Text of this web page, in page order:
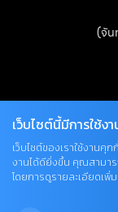
(จัน
เว็บไซต์นี้มีการใช้ง
เว็บไซต์ของเราใช้งานคุ
งานได้ดียิ่งขึ้น คุณสามา
โดยการดูรายละเอียดเพิ่